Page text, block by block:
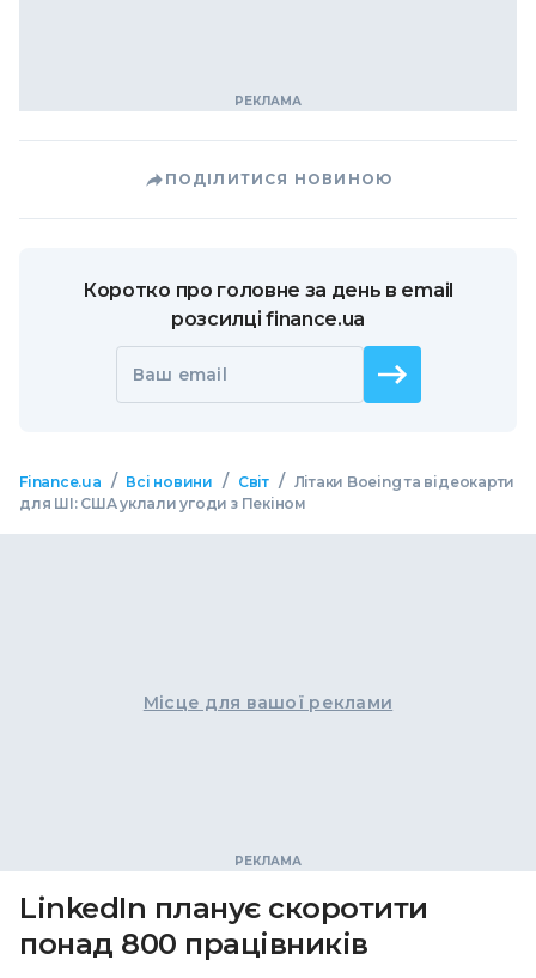
ПОДІЛИТИСЯ НОВИНОЮ
Коротко про головне за день в email
розсилці finance.ua
Ваш email
Finance.ua / Всі новини / Світ / Літаки Boeing та відеокарти
для ШІ: США уклали угоди з Пекіном
Місце для вашої реклами
LinkedIn планує скоротити
понад 800 працівників